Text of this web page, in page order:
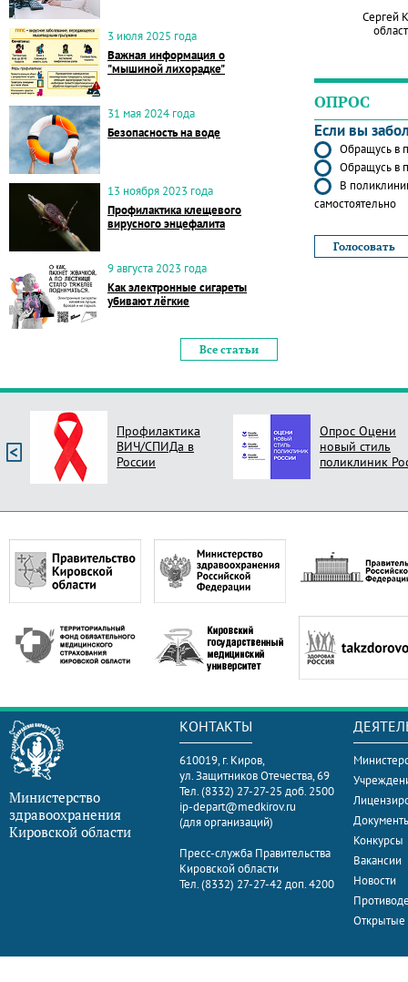
3 июля 2025 года
Важная информация о
"мышиной лихорадке"
31 мая 2024 года
Безопасность на воде
13 ноября 2023 года
Профилактика клещевого
вирусного энцефалита
9 августа 2023 года
Как электронные сигареты
убивают лёгкие
Все статьи
Сергей
ОПРОС
Если вы
Обращусь в
Обращусь в
В
самостоятельно
Профилактика
ВИЧ/СПИДа в
России
Опрос Оцени
новый стиль
поликлиник
Министерство
здравоохранения
Кировской области
КОНТАКТЫ
610019, г. Киров,
ул. Защитников Отечества, 69
Тел. (8332) 27-27-25 доб. 2500
ip-depart@medkirov.ru
(для организаций)
Пресс-служба Правительства
Кировской области
Тел. (8332) 27-27-42 доп. 4200
Конкурсы
Вакансии
Новости